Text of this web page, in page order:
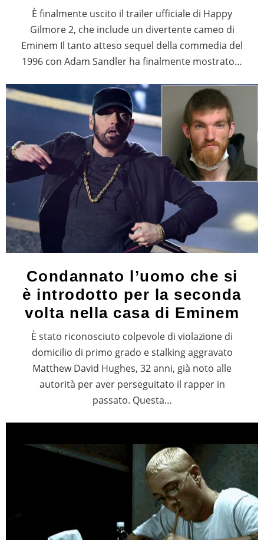
È finalmente uscito il trailer ufficiale di Happy
Gilmore 2, che include un divertente cameo di
Eminem Il tanto atteso sequel della commedia del
1996 con Adam Sandler ha finalmente mostrato…
Condannato l’uomo che si
è introdotto per la seconda
volta nella casa di Eminem
È stato riconosciuto colpevole di violazione di
domicilio di primo grado e stalking aggravato
Matthew David Hughes, 32 anni, già noto alle
autorità per aver perseguitato il rapper in
passato. Questa…